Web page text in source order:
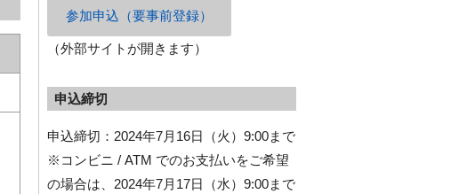
参加申込（要事前登録）
（外部サイトが開きます）
申込締切
申込締切：2024年7月16日（火）9:00まで
※コンビニ / ATM でのお支払いをご希望
の場合は、2024年7月17日（水）9:00まで